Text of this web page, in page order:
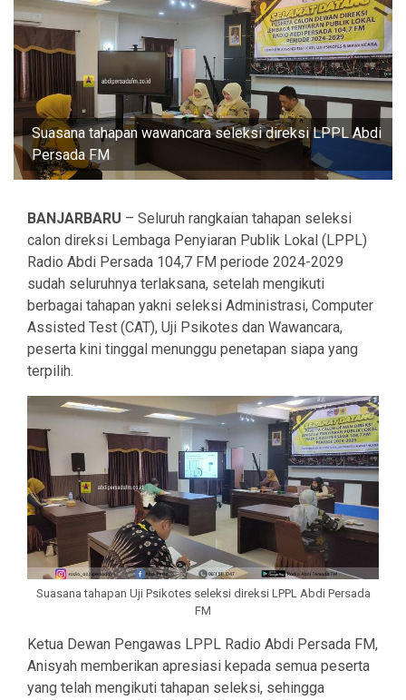
Suasana tahapan wawancara seleksi direksi LPPL Abdi
Persada FM
BANJARBARU – Seluruh rangkaian tahapan seleksi
calon direksi Lembaga Penyiaran Publik Lokal (LPPL)
Radio Abdi Persada 104,7 FM periode 2024-2029
sudah seluruhnya terlaksana, setelah mengikuti
berbagai tahapan yakni seleksi Administrasi, Computer
Assisted Test (CAT), Uji Psikotes dan Wawancara,
peserta kini tinggal menunggu penetapan siapa yang
terpilih.
Suasana tahapan Uji Psikotes seleksi direksi LPPL Abdi Persada
FM
Ketua Dewan Pengawas LPPL Radio Abdi Persada FM,
Anisyah memberikan apresiasi kepada semua peserta
yang telah mengikuti tahapan seleksi, sehingga